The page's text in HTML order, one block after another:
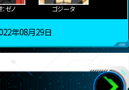
ゼノ ゴジータ
年08月29日